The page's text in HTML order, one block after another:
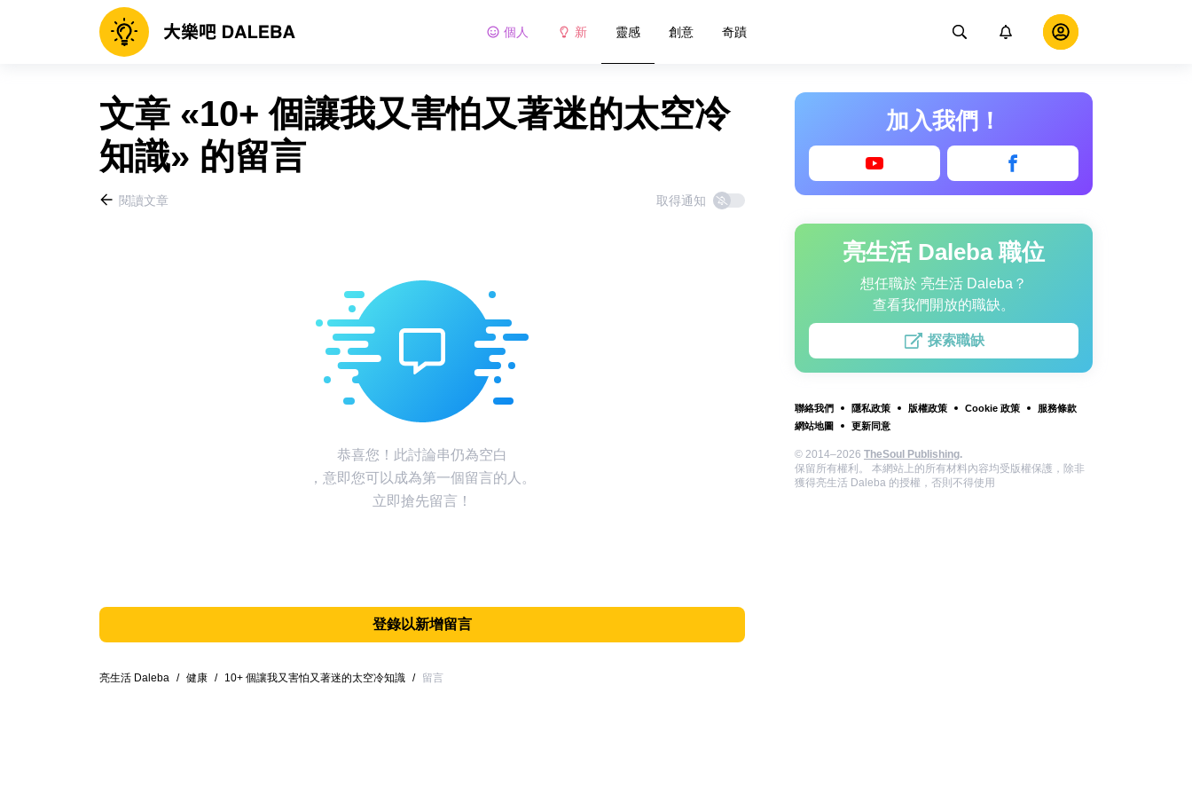
個人 新 靈感 創意 奇蹟
加入我們！
亮生活 Daleba 職位
想任職於 亮生活 Daleba？
查看我們開放的職缺。
探索職缺
聯絡我們 隱私政策 版權政策 Cookie 政策
服務條款
網站地圖
更新同意
© 2014–2026 TheSoul Publishing.
保留所有權利。 本網站上的所有材料內容均受版權保護，除非
獲得亮生活 Daleba 的授權，否則不得使用
文章 «10+ 個讓我又害怕又著迷的太空冷
知識» 的留言
閱讀文章 取得通知
恭喜您！此討論串仍為空白
，意即您可以成為第一個留言的人。
立即搶先留言！
登錄以新增留言
亮生活 Daleba / 健康 / 10+ 個讓我又害怕又著迷的太空冷知識 / 留言